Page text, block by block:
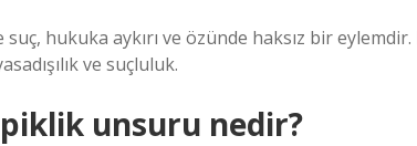
hukuka aykırı ve özünde haksız bir
ve suçluluk.
unsuru nedir?